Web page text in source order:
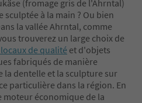
(fromage gris de l'Ahrntal)
sculptée à la main ? Ou bien
la vallée Ahrntal, comme
trouverez un large choix de
de qualité et d'objets
fabriqués de manière
dentelle et la sculpture sur
particulière dans la région. En
moteur économique de la